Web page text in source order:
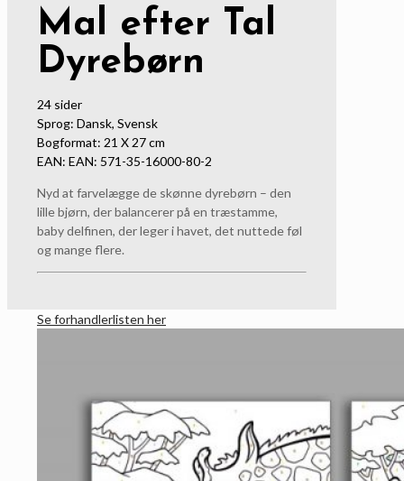
Mal efter Tal
Dyrebørn
24 sider
Sprog: Dansk, Svensk
Bogformat: 21 X 27 cm
EAN: EAN: 571-35-16000-80-2
Nyd at farvelægge de skønne dyrebørn – den
lille bjørn, der balancerer på en træstamme,
baby delfinen, der leger i havet, det nuttede føl
og mange flere.
Se forhandlerlisten her